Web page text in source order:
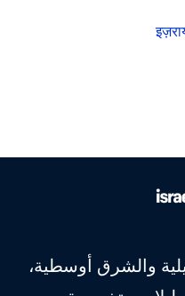
والشرق أوسطية،